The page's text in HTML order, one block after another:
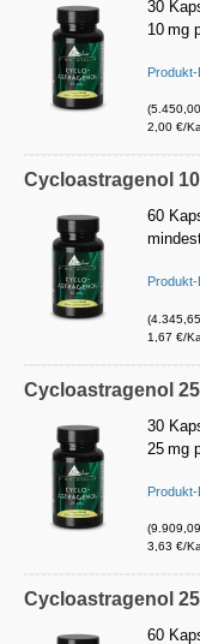
30
10 mg
Produkt-
2,00 €/
Cycloastragenol
60
Produkt-
1,67 €/
Cycloastragenol
30
25 mg
Produkt-
3,63 €/
Cycloastragenol
60